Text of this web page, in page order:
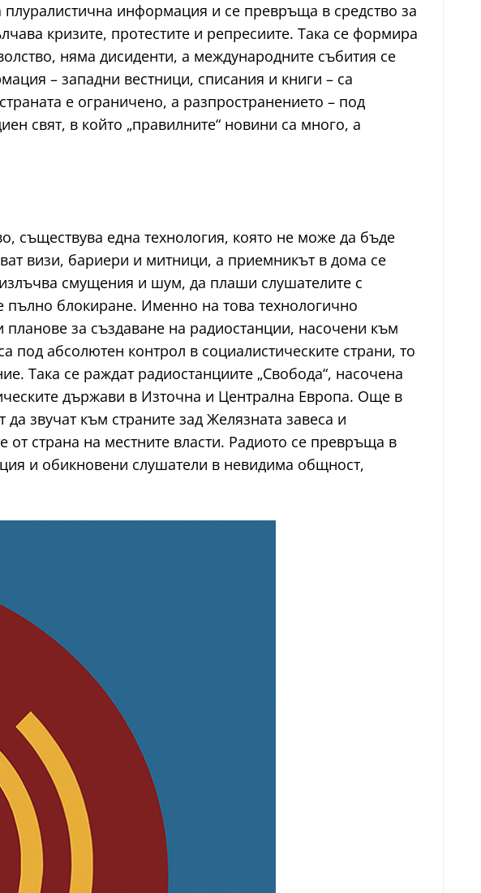
информация и се превръща в средство за
кризите, протестите и репресиите. Така се формира
няма дисиденти, а международните събития се
– западни вестници, списания и книги – са
е ограничено, а разпространението – под
свят, в който „правилните“ новини са много, а
съществува една технология, която не може да бъде
визи, бариери и митници, а приемникът в дома се
смущения и шум, да плаши слушателите с
пълно блокиране. Именно на това технологично
планове за създаване на радиостанции, насочени към
под абсолютен контрол в социалистическите страни, то
Така се раждат радиостанциите „Свобода“, насочена
държави в Източна и Централна Европа. Още в
звучат към страните зад Желязната завеса и
страна на местните власти. Радиото се превръща в
и обикновени слушатели в невидима общност,